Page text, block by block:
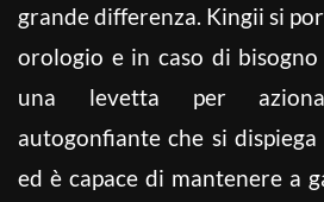
grande differenza. Kingii si
orologio e in caso di
una levetta per
autogonfiante che si
ed è capace di mantenere a